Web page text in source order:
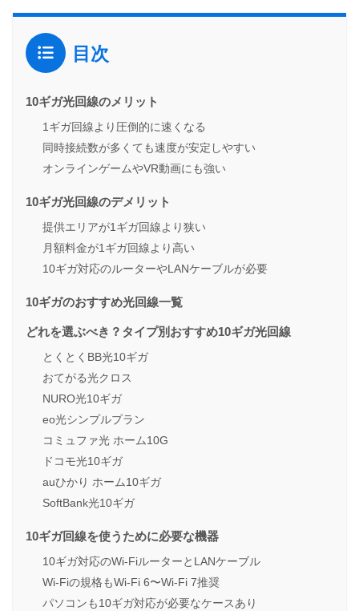
目次
10ギガ光回線のメリット
1ギガ回線より圧倒的に速くなる
同時接続数が多くても速度が安定しやすい
オンラインゲームやVR動画にも強い
10ギガ光回線のデメリット
提供エリアが1ギガ回線より狭い
月額料金が1ギガ回線より高い
10ギガ対応のルーターやLANケーブルが必要
10ギガのおすすめ光回線一覧
どれを選ぶべき？タイプ別おすすめ10ギガ光回線
とくとくBB光10ギガ
おてがる光クロス
NURO光10ギガ
eo光シンプルプラン
コミュファ光 ホーム10G
ドコモ光10ギガ
auひかり ホーム10ギガ
SoftBank光10ギガ
10ギガ回線を使うために必要な機器
10ギガ対応のWi-FiルーターとLANケーブル
Wi-Fiの規格もWi-Fi 6〜Wi-Fi 7推奨
パソコンも10ギガ対応が必要なケースあり